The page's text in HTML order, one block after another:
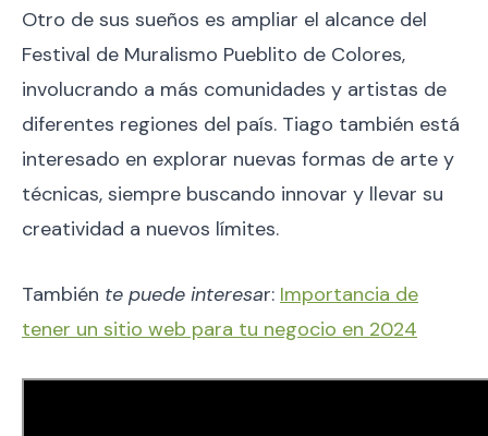
Otro de sus sueños es ampliar el alcance del
Festival de Muralismo Pueblito de Colores,
involucrando a más comunidades y artistas de
diferentes regiones del país. Tiago también está
interesado en explorar nuevas formas de arte y
técnicas, siempre buscando innovar y llevar su
creatividad a nuevos límites.
También te puede interesar: Importancia de
tener un sitio web para tu negocio en 2024